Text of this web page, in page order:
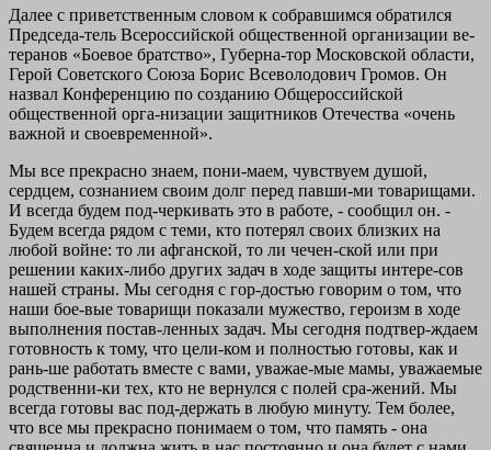
Далее с приветственным словом к собравшимся обратился
Председа-тель Всероссийской общественной организации ве-
теранов «Боевое братство», Губерна-тор Московской области,
Герой Советского Союза Борис Всеволодович Громов. Он
назвал Конференцию по созданию Общероссийской
общественной орга-низации защитников Отечества «очень
важной и своевременной».
Мы все прекрасно знаем, пони-маем, чувствуем душой,
сердцем, сознанием своим долг перед павши-ми товарищами.
И всегда будем под-черкивать это в работе, - сообщил он. -
Будем всегда рядом с теми, кто потерял своих близких на
любой войне: то ли афганской, то ли чечен-ской или при
решении каких-либо других задач в ходе защиты интере-сов
нашей страны. Мы сегодня с гор-достью говорим о том, что
наши бое-вые товарищи показали мужество, героизм в ходе
выполнения постав-ленных задач. Мы сегодня подтвер-ждаем
готовность к тому, что цели-ком и полностью готовы, как и
рань-ше работать вместе с вами, уважае-мые мамы, уважаемые
родственни-ки тех, кто не вернулся с полей сра-жений. Мы
всегда готовы вас под-держать в любую минуту. Тем более,
что все мы прекрасно понимаем о том, что память - она